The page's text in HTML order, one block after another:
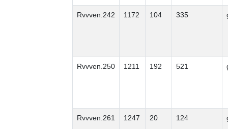
Rvvven.242 1172 104 335
Rvvven.250 1211 192 521
Rvvven.261 1247 20 124